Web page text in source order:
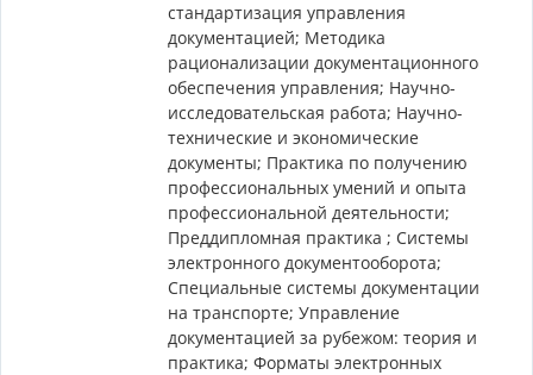
стандартизация управления
документацией; Методика
рационализации документационного
обеспечения управления; Научно-
исследовательская работа; Научно-
технические и экономические
документы; Практика по получению
профессиональных умений и опыта
профессиональной деятельности;
Преддипломная практика ; Системы
электронного документооборота;
Специальные системы документации
на транспорте; Управление
документацией за рубежом: теория и
практика; Форматы электронных